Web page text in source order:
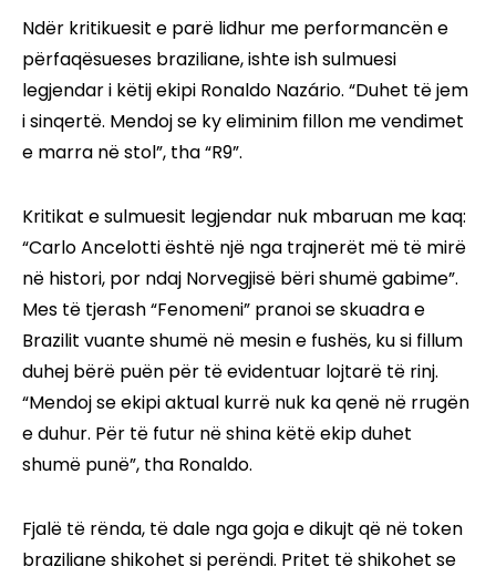
Ndër kritikuesit e parë lidhur me performancën e
përfaqësueses braziliane, ishte ish sulmuesi
legjendar i këtij ekipi Ronaldo Nazário. “Duhet të jem
i sinqertë. Mendoj se ky eliminim fillon me vendimet
e marra në stol”, tha “R9”.
Kritikat e sulmuesit legjendar nuk mbaruan me kaq:
“Carlo Ancelotti është një nga trajnerët më të mirë
në histori, por ndaj Norvegjisë bëri shumë gabime”.
Mes të tjerash “Fenomeni” pranoi se skuadra e
Brazilit vuante shumë në mesin e fushës, ku si fillum
duhej bërë puën për të evidentuar lojtarë të rinj.
“Mendoj se ekipi aktual kurrë nuk ka qenë në rrugën
e duhur. Për të futur në shina këtë ekip duhet
shumë punë”, tha Ronaldo.
Fjalë të rënda, të dale nga goja e dikujt që në token
braziliane shikohet si perëndi. Pritet të shikohet se